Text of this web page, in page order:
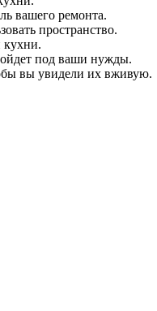
вашего ремонта.
пространство.
кухни.
под ваши нужды.
вы увидели их вживую.